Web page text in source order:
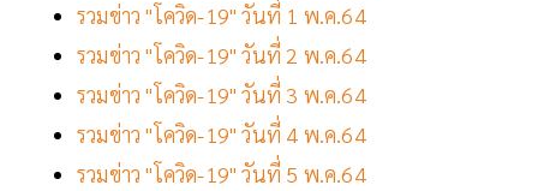
รวมข่าว "โควิด-19" วันที่ 1 พ.ค.64
รวมข่าว "โควิด-19" วันที่ 2 พ.ค.64
รวมข่าว "โควิด-19" วันที่ 3 พ.ค.64
รวมข่าว "โควิด-19" วันที่ 4 พ.ค.64
รวมข่าว "โควิด-19" วันที่ 5 พ.ค.64